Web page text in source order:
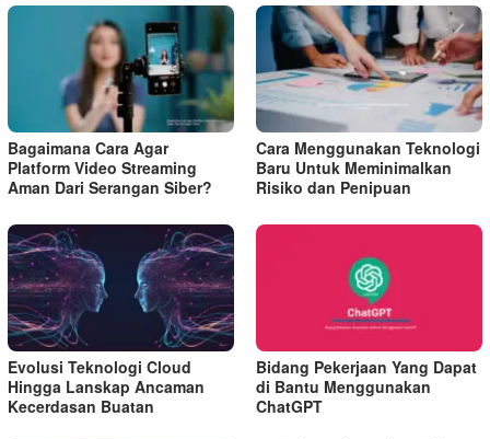
Bagaimana Cara Agar
Platform Video Streaming
Aman Dari Serangan Siber?
Cara Menggunakan Teknologi
Baru Untuk Meminimalkan
Risiko dan Penipuan
Evolusi Teknologi Cloud
Hingga Lanskap Ancaman
Kecerdasan Buatan
Bidang Pekerjaan Yang Dapat
di Bantu Menggunakan
ChatGPT